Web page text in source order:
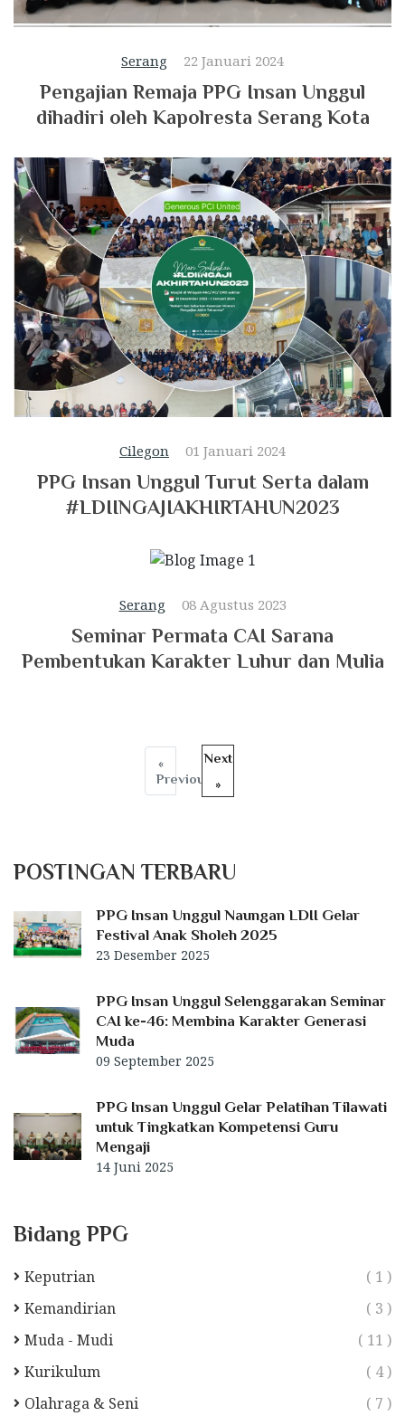
Serang 22 Januari 2024
Pengajian Remaja PPG Insan Unggul
dihadiri oleh Kapolresta Serang Kota
Cilegon 01 Januari 2024
PPG Insan Unggul Turut Serta dalam
#LDIINGAJIAKHIRTAHUN2023
Serang 08 Agustus 2023
Seminar Permata CAI Sarana
Pembentukan Karakter Luhur dan Mulia
«
Previous
Next
»
POSTINGAN TERBARU
PPG Insan Unggul Naungan LDII Gelar
Festival Anak Sholeh 2025
23 Desember 2025
PPG Insan Unggul Selenggarakan Seminar
CAI ke-46: Membina Karakter Generasi
Muda
09 September 2025
PPG Insan Unggul Gelar Pelatihan Tilawati
untuk Tingkatkan Kompetensi Guru
Mengaji
14 Juni 2025
Bidang PPG
Keputrian
( 1 )
Kemandirian
( 3 )
Muda - Mudi
( 11 )
Kurikulum
( 4 )
Olahraga & Seni
( 7 )